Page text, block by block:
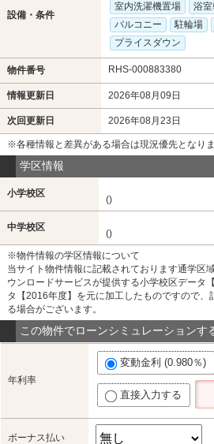
設備・条件
室内洗濯機置場
浴
バルコニー
駐輪場
プライスダウン
物件番号 RHS-000883380
情報更新日 2026年08月09日
次回更新日 2026年08月23日
※各種情報と差異がある場合は現況優先となり
学区情報
小学校区
()
中学校区
()
※物件情報の学区情報について
当サイト物件情報に記載されております通学区
ウンロードサービスが提供する小学校区データ
タ【2016年度】を元に加工したものですので、
る場合がございます。
この物件でローンシミュレーションす
年利率
変動金利 (0.980％)
直接入力する
ボーナス払い